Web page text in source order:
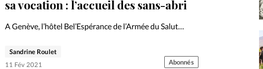
Opinions
À propos
sa vocation : l’accueil des sans-abri
A Genève, l’hôtel Bel’Espérance de l’Armée du Salut
les clients ne sont plus au rendez-vous à cause du Covid.
Une occasion d’aider chacune de ces personnes à…
Sandrine Roulet
11 Fév 2021
Abonnés